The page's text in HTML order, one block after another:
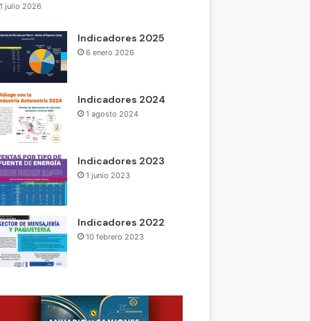
julio 2026
Indicadores 2025
6 enero 2026
Indicadores 2024
1 agosto 2024
Indicadores 2023
1 junio 2023
Indicadores 2022
10 febrero 2023